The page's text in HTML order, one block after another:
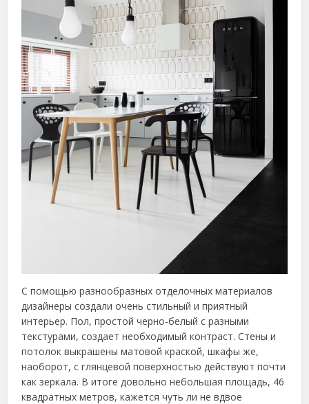
С помощью разнообразных отделочных материалов
дизайнеры создали очень стильный и приятный
интерьер. Пол, простой черно-белый с разными
текстурами, создает необходимый контраст. Стены и
потолок выкрашены матовой краской, шкафы же,
наоборот, с глянцевой поверхностью действуют почти
как зеркала. В итоге довольно небольшая площадь, 46
квадратных метров, кажется чуть ли не вдвое